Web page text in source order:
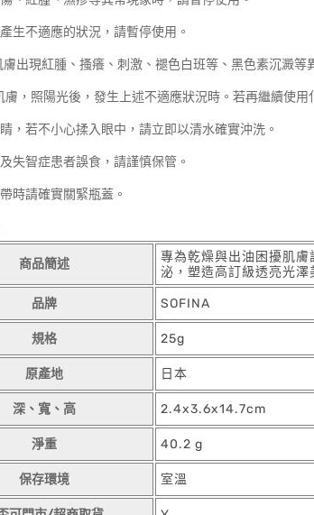
生不適應的狀況，請暫停使用。
膚出現紅腫、搔癢、刺激、褪色白班等、黑色素沉澱等
膚，照陽光後，發生上述不適應狀況時。若再繼續使
，若不小心揉入眼中，請立即以清水確實沖洗。
失智症患者誤食，請謹慎保管。
時請確實關緊瓶蓋。
商品簡述
專為乾燥與出油困擾肌
泌，塑造高訂級透亮光澤
品牌 SOFINA
規格 25g
原產地 日本
深、寬、高 2.4x3.6x14.7cm
淨重 40.2 g
保存環境 室溫